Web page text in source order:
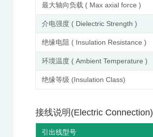
最大轴向负载 ( Max axial force )
介电强度 ( Dielectric Strength )
绝缘电阻 ( Insulation Resistance )
环境温度 ( Ambient Temperature )
绝缘等级 (Insulation Class)
接线说明(Electric Connection)
引出线型号